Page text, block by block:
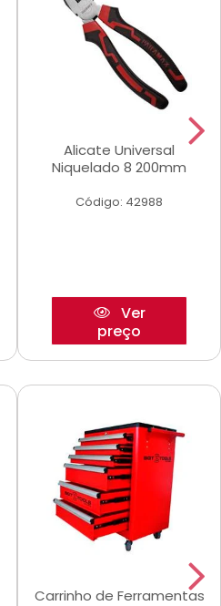
Alicate Universal
Niquelado 8 200mm
Código: 42988
Ver
preço
Carrinho de Ferramentas